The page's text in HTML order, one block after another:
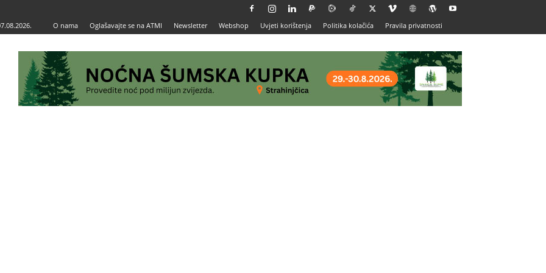
O nama Oglašavajte se na ATMI Newsletter Webshop Uvjeti korištenja Politika kolačića Pravila privatnosti